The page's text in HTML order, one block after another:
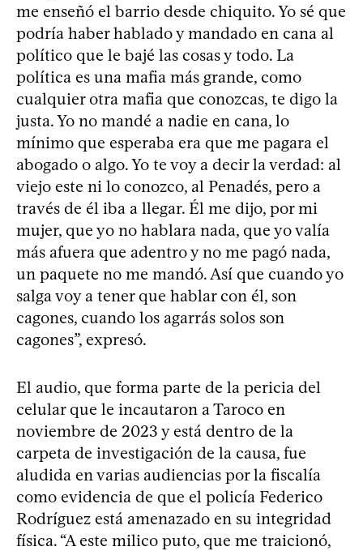
me enseñó el barrio desde chiquito. Yo sé que
podría haber hablado y mandado en cana al
político que le bajé las cosas y todo. La
política es una mafia más grande, como
cualquier otra mafia que conozcas, te digo la
justa. Yo no mandé a nadie en cana, lo
mínimo que esperaba era que me pagara el
abogado o algo. Yo te voy a decir la verdad: al
viejo este ni lo conozco, al Penadés, pero a
través de él iba a llegar. Él me dijo, por mi
mujer, que yo no hablara nada, que yo valía
más afuera que adentro y no me pagó nada,
un paquete no me mandó. Así que cuando yo
salga voy a tener que hablar con él, son
cagones, cuando los agarrás solos son
cagones”, expresó.
El audio, que forma parte de la pericia del
celular que le incautaron a Taroco en
noviembre de 2023 y está dentro de la
carpeta de investigación de la causa, fue
aludida en varias audiencias por la fiscalía
como evidencia de que el policía Federico
Rodríguez está amenazado en su integridad
física. “A este milico puto, que me traicionó,